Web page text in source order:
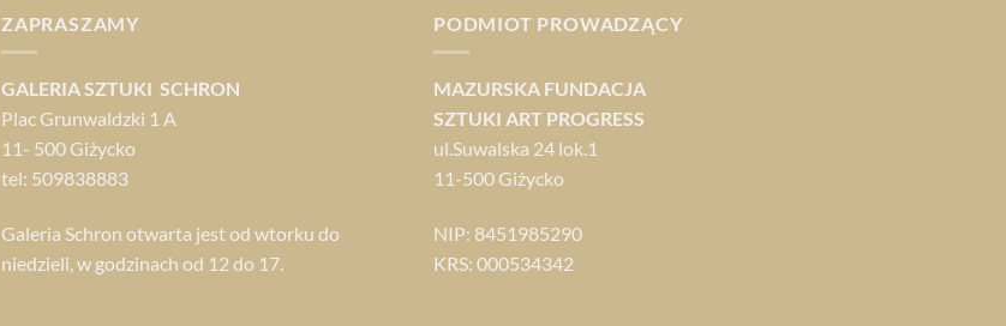
ZAPRASZAMY
GALERIA SZTUKI SCHRON
Plac Grunwaldzki 1 A
11- 500 Giżycko
tel: 509838883
Galeria Schron otwarta jest od wtorku do
niedzieli, w godzinach od 12 do 17.
PODMIOT PROWADZĄCY
MAZURSKA FUNDACJA
SZTUKI ART PROGRESS
ul.Suwalska 24 lok.1
11-500 Giżycko
NIP: 8451985290
KRS: 000534342